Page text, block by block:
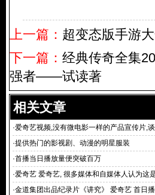
上一篇： 超变态版手游
下一篇： 经典传奇全集
强者——试读著
相关文章
·爱奇艺视频,没有微电影一样的产品宣传片,
·提供热门的影视剧、动漫的明星服装
·首播当日播放量便突破百万
·爱奇艺 爱奇艺, 很多媒体和自媒体人认为这
频
·金道集团出品纪录片《讲究》 爱奇艺 首日